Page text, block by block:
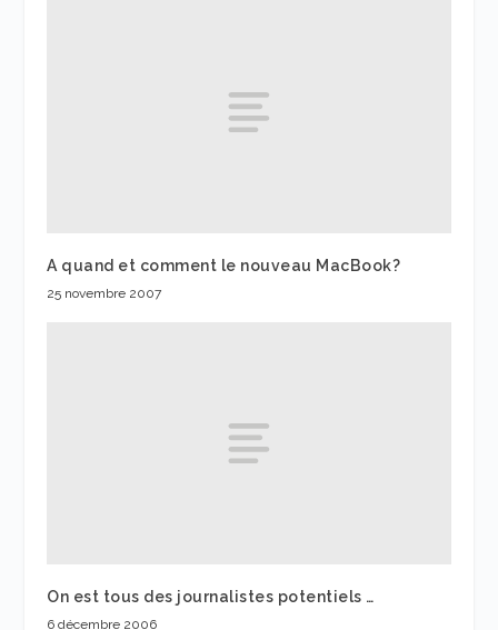
A quand et comment le nouveau MacBook?
25 novembre 2007
On est tous des journalistes potentiels …
6 décembre 2006